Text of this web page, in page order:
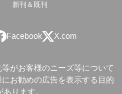
新刊＆既刊
Facebook X.com
がお客様のニーズ等について
お勧めの広告を表示する目的
ります。